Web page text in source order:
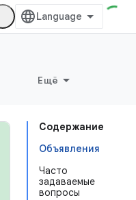
Ещё
Содержание
Объявления
Часто
задаваемые
вопросы